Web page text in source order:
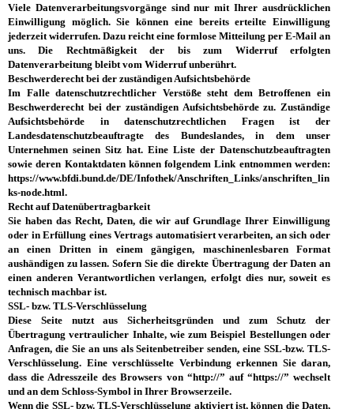
Viele Datenverarbeitungsvorgänge sind nur mit Ihrer ausdrücklichen
Einwilligung möglich. Sie können eine bereits erteilte Einwilligung
jederzeit widerrufen. Dazu reicht eine formlose Mitteilung per E-Mail an
uns. Die Rechtmäßigkeit der bis zum Widerruf erfolgten
Datenverarbeitung bleibt vom Widerruf unberührt.
Beschwerderecht bei der zuständigen Aufsichtsbehörde
Im Falle datenschutzrechtlicher Verstöße steht dem Betroffenen ein
Beschwerderecht bei der zuständigen Aufsichtsbehörde zu. Zuständige
Aufsichtsbehörde in datenschutzrechtlichen Fragen ist der
Landesdatenschutzbeauftragte des Bundeslandes, in dem unser
Unternehmen seinen Sitz hat. Eine Liste der Datenschutzbeauftragten
sowie deren Kontaktdaten können folgendem Link entnommen werden:
https://www.bfdi.bund.de/DE/Infothek/Anschriften_Links/anschriften_lin
ks-node.html.
Recht auf Datenübertragbarkeit
Sie haben das Recht, Daten, die wir auf Grundlage Ihrer Einwilligung
oder in Erfüllung eines Vertrags automatisiert verarbeiten, an sich oder
an einen Dritten in einem gängigen, maschinenlesbaren Format
aushändigen zu lassen. Sofern Sie die direkte Übertragung der Daten an
einen anderen Verantwortlichen verlangen, erfolgt dies nur, soweit es
technisch machbar ist.
SSL- bzw. TLS-Verschlüsselung
Diese Seite nutzt aus Sicherheitsgründen und zum Schutz der
Übertragung vertraulicher Inhalte, wie zum Beispiel Bestellungen oder
Anfragen, die Sie an uns als Seitenbetreiber senden, eine SSL-bzw. TLS-
Verschlüsselung. Eine verschlüsselte Verbindung erkennen Sie daran,
dass die Adresszeile des Browsers von “http://” auf “https://” wechselt
und an dem Schloss-Symbol in Ihrer Browserzeile.
Wenn die SSL- bzw. TLS-Verschlüsselung aktiviert ist, können die Daten,